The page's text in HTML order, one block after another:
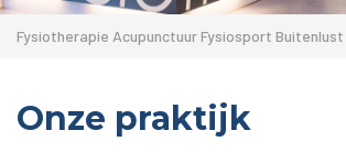
Fysiotherapie Acupunctuur Fysiosport Buitenlust
Onze praktijk